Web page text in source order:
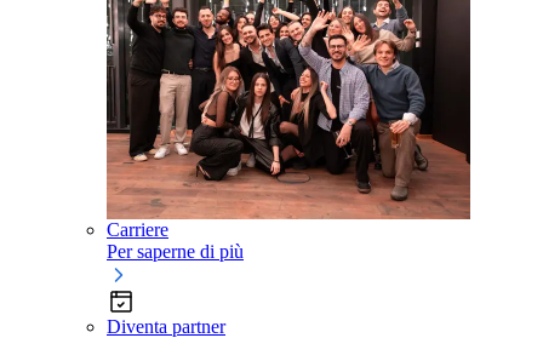
Carriere
Per saperne di più
Diventa partner